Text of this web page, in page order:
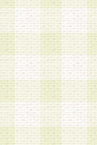
ープ形式による
の登録情報につ
続きを行うもの
員に対して、電
員登録者本人で